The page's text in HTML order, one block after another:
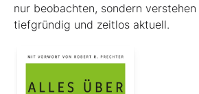
nur beobachten, sondern verstehen
tiefgründig und zeitlos aktuell.